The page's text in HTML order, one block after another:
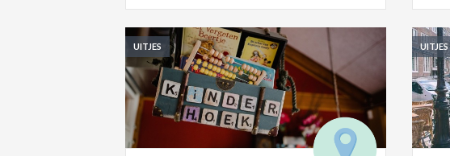
UITJES UITJES